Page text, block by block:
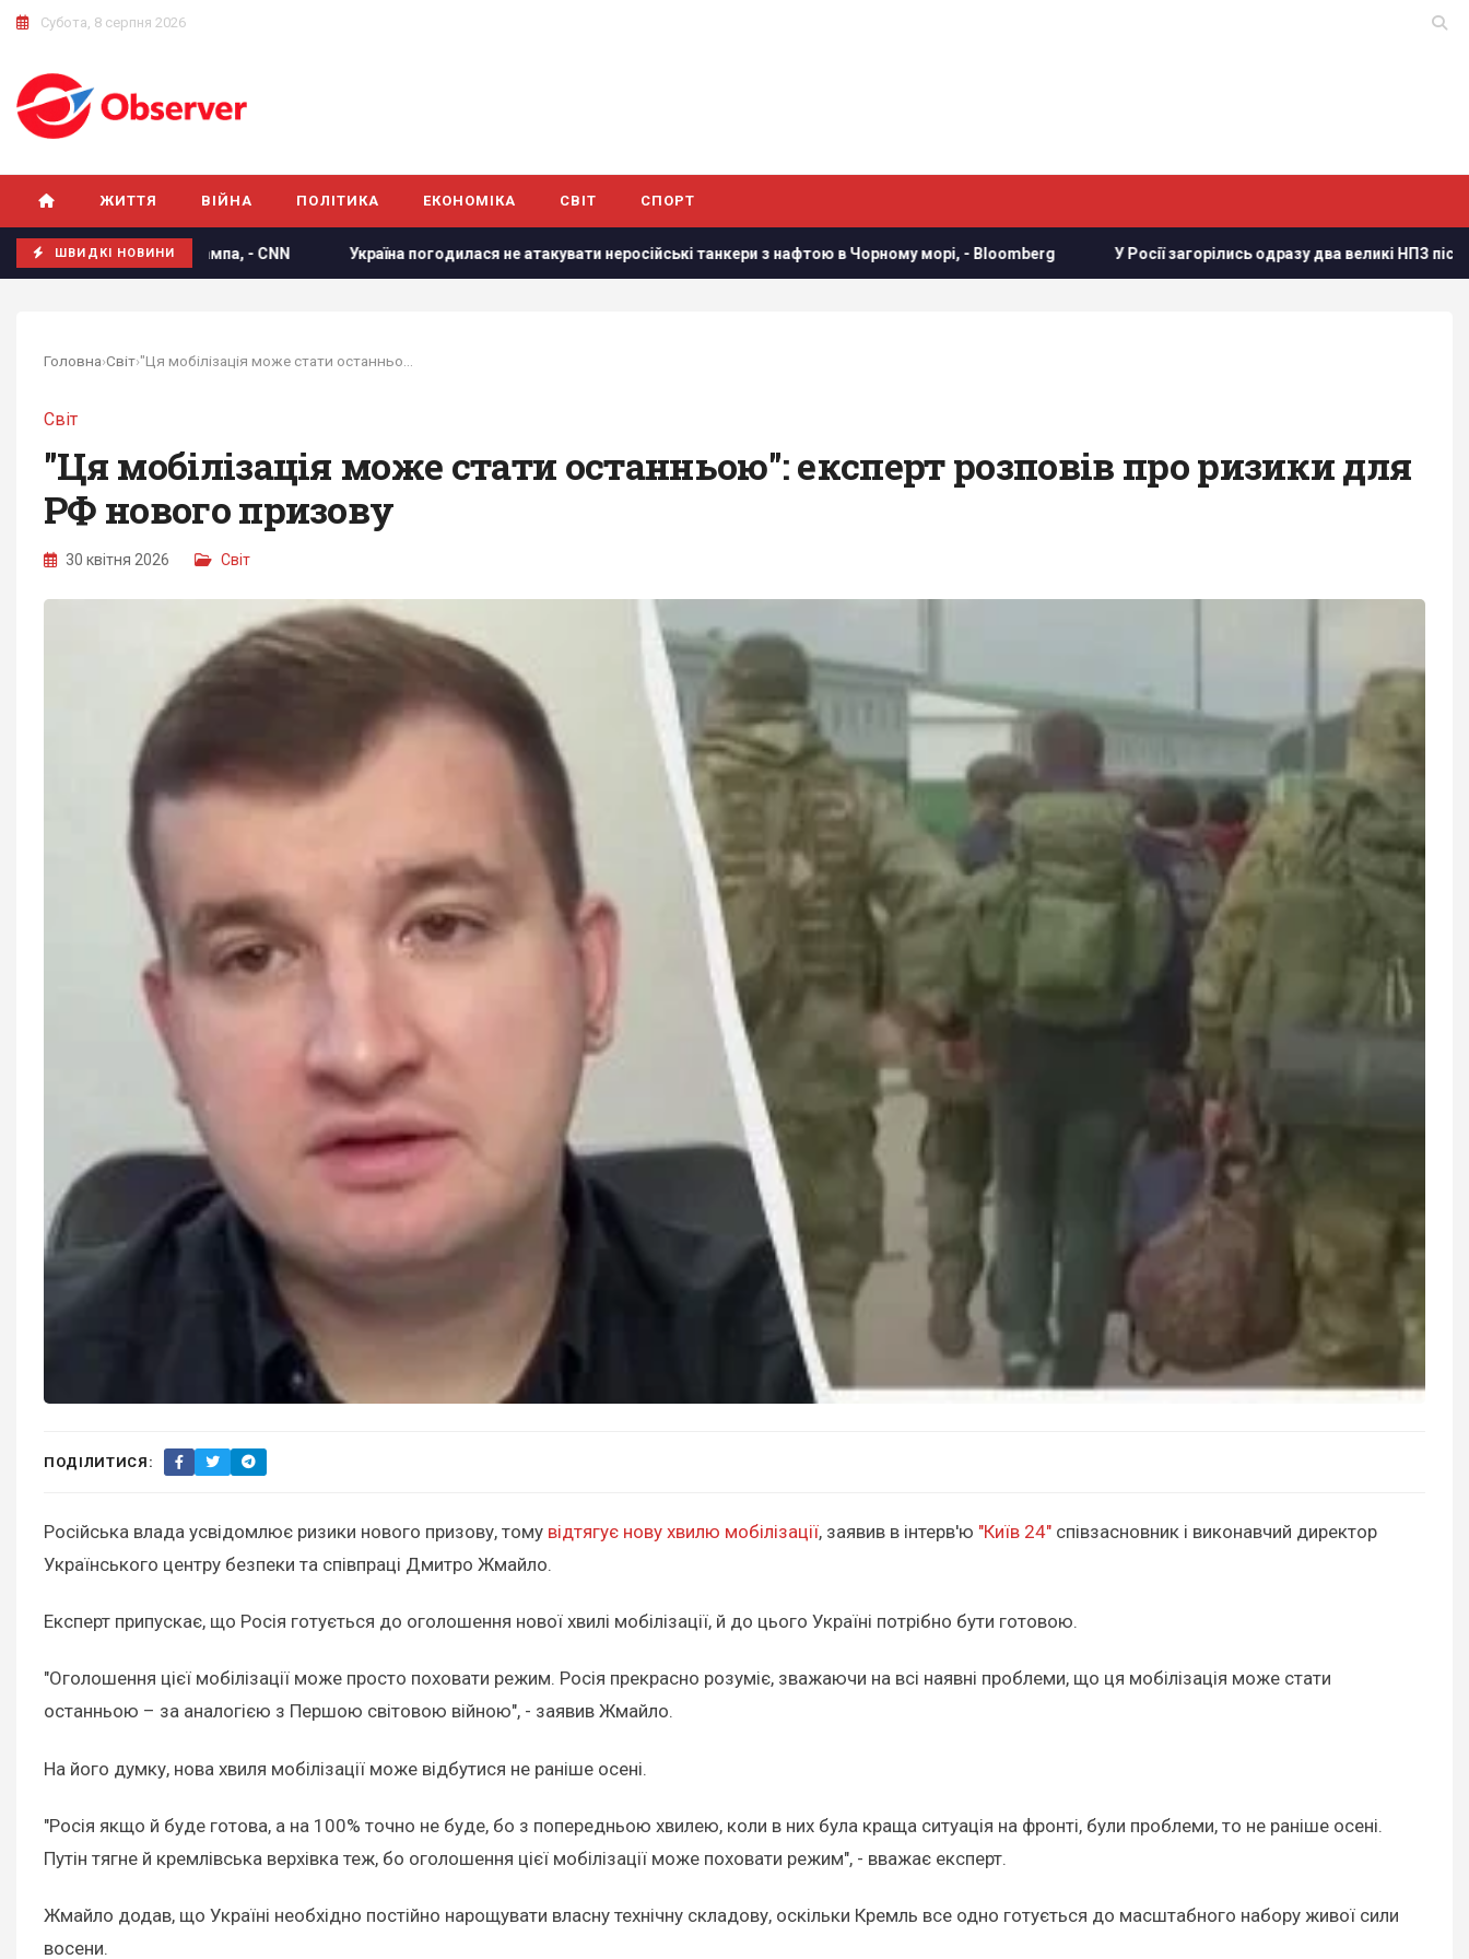
Субота, 8 серпня 2026
ЖИТТЯ ВІЙНА ПОЛІТИКА ЕКОНОМІКА СВІТ СПОРТ
ШВИДКІ НОВИНИ
Трампа, - CNN Україна погодилася не атакувати неросійські танкери з нафтою в Чорному морі, - Bloomberg У Росії загорілись одразу два великі НПЗ після атаки
Головна›Світ›
Світ
"Ця мобілізація може стати останньою": експерт розповів про ризики для
РФ нового призову
30 квітня 2026 Світ
ПОДІЛИТИСЯ:
Російська влада усвідомлює ризики нового призову, тому відтягує нову хвилю мобілізації, заявив в інтерв'ю "Київ 24" співзасновник і виконавчий директор
Українського центру безпеки та співпраці Дмитро Жмайло.
Експерт припускає, що Росія готується до оголошення нової хвилі мобілізації, й до цього Україні потрібно бути готовою.
"Оголошення цієї мобілізації може просто поховати режим. Росія прекрасно розуміє, зважаючи на всі наявні проблеми, що ця мобілізація може стати
останньою – за аналогією з Першою світовою війною", - заявив Жмайло.
На його думку, нова хвиля мобілізації може відбутися не раніше осені.
"Росія якщо й буде готова, а на 100% точно не буде, бо з попередньою хвилею, коли в них була краща ситуація на фронті, були проблеми, то не раніше осені.
Путін тягне й кремлівська верхівка теж, бо оголошення цієї мобілізації може поховати режим", - вважає експерт.
Жмайло додав, що Україні необхідно постійно нарощувати власну технічну складову, оскільки Кремль все одно готується до масштабного набору живої сили
восени.